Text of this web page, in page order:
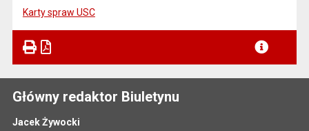
Karty spraw USC
Główny redaktor Biuletynu
Jacek Żywocki